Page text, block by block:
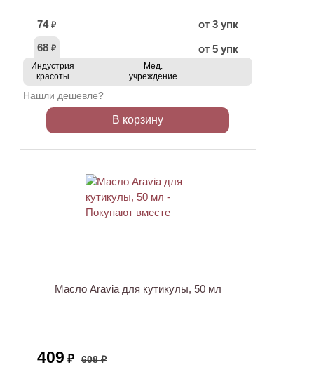
74 ₽
от 3 упк
68 ₽ от 5 упк
Индустрия
красоты
Мед.
учреждение
Нашли дешевле?
В корзину
Масло Aravia для кутикулы, 50 мл
409 ₽ 608 ₽